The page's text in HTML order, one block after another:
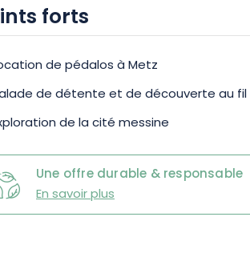
forts
de pédalos à Metz
de détente et de découverte au fil
de la cité messine
Une offre durable & responsable
En savoir plus